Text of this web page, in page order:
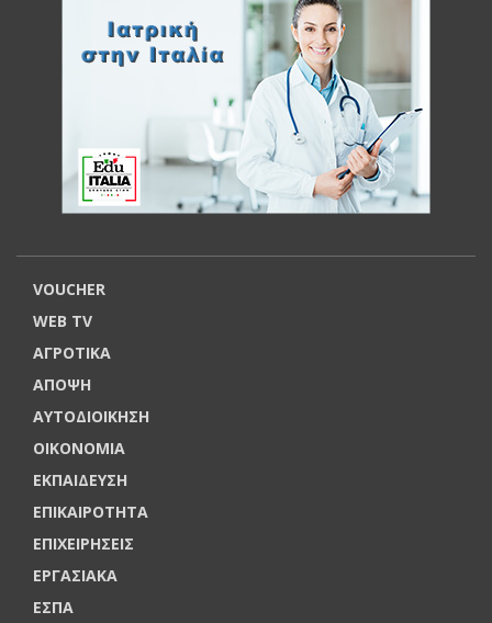
VOUCHER
WEB TV
ΑΓΡΟΤΙΚΑ
ΑΠΟΨΗ
ΑΥΤΟΔΙΟΙΚΗΣΗ
ΟΙΚΟΝΟΜΙΑ
ΕΚΠΑΙΔΕΥΣΗ
ΕΠΙΚΑΙΡΟΤΗΤΑ
ΕΠΙΧΕΙΡΗΣΕΙΣ
ΕΡΓΑΣΙΑΚΑ
ΕΣΠΑ